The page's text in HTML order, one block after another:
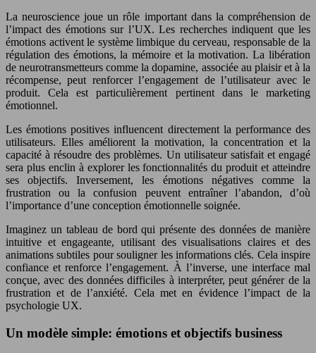
La neuroscience joue un rôle important dans la compréhension de
l’impact des émotions sur l’UX. Les recherches indiquent que les
émotions activent le système limbique du cerveau, responsable de la
régulation des émotions, la mémoire et la motivation. La libération
de neurotransmetteurs comme la dopamine, associée au plaisir et à la
récompense, peut renforcer l’engagement de l’utilisateur avec le
produit. Cela est particulièrement pertinent dans le marketing
émotionnel.
Les émotions positives influencent directement la performance des
utilisateurs. Elles améliorent la motivation, la concentration et la
capacité à résoudre des problèmes. Un utilisateur satisfait et engagé
sera plus enclin à explorer les fonctionnalités du produit et atteindre
ses objectifs. Inversement, les émotions négatives comme la
frustration ou la confusion peuvent entraîner l’abandon, d’où
l’importance d’une conception émotionnelle soignée.
Imaginez un tableau de bord qui présente des données de manière
intuitive et engageante, utilisant des visualisations claires et des
animations subtiles pour souligner les informations clés. Cela inspire
confiance et renforce l’engagement. À l’inverse, une interface mal
conçue, avec des données difficiles à interpréter, peut générer de la
frustration et de l’anxiété. Cela met en évidence l’impact de la
psychologie UX.
Un modèle simple: émotions et objectifs business